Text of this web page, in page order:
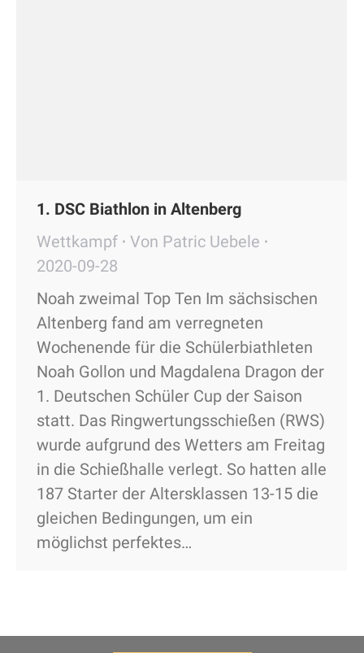
1. DSC Biathlon in Altenberg
Wettkampf
Von Patric Uebele
2020-09-28
Noah zweimal Top Ten Im sächsischen
Altenberg fand am verregneten
Wochenende für die Schülerbiathleten
Noah Gollon und Magdalena Dragon der
1. Deutschen Schüler Cup der Saison
statt. Das Ringwertungsschießen (RWS)
wurde aufgrund des Wetters am Freitag
in die Schießhalle verlegt. So hatten alle
187 Starter der Altersklassen 13-15 die
gleichen Bedingungen, um ein
möglichst perfektes…